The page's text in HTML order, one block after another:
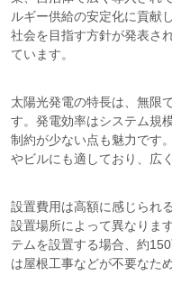
ルギー供給の安定化に貢献
社会を目指す方針が発表さ
ています。
太陽光発電の特長は、無限
す。発電効率はシステム規
制約が少ない点も魅力です
やビルにも適しており、広
設置費用は高額に感じられ
設置場所によって異なりま
テムを設置する場合、約
は屋根工事などが不要なた